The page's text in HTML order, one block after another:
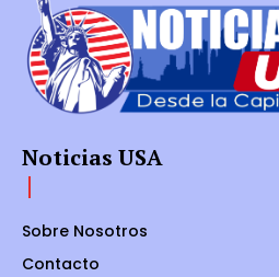
Noticias USA
Sobre Nosotros
Contacto